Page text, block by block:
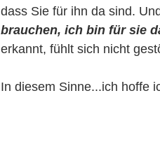
dass Sie für ihn da sind.
brauchen, ich bin für sie
erkannt, fühlt sich nicht
In diesem Sinne...ich hoffe